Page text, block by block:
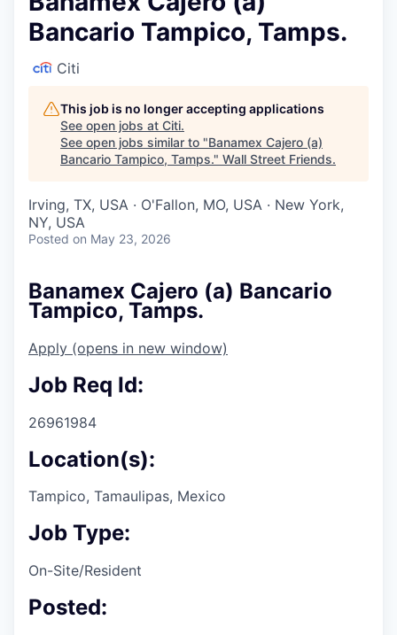
Bancario Tampico, Tamps.
Citi
This job is no longer accepting applications
See open jobs at Citi.
See open jobs similar to "Banamex Cajero (a)
Bancario Tampico, Tamps." Wall Street Friends.
Irving, TX, USA · O'Fallon, MO, USA · New York,
NY, USA
Posted on May 23, 2026
Banamex Cajero (a) Bancario
Tampico, Tamps.
Apply (opens in new window)
Job Req Id:
26961984
Location(s):
Tampico, Tamaulipas, Mexico
Job Type:
On-Site/Resident
Posted: